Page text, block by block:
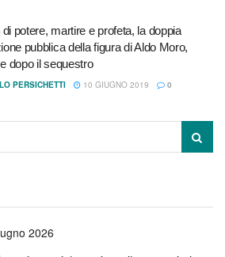
potere, martire e profeta, la doppia
pubblica della figura di Aldo Moro,
dopo il sequestro
PERSICHETTI 10 GIUGNO 2019 0
2026